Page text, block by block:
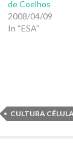
de Coelhos
2008/04/09
In “ESA”
CULTURA